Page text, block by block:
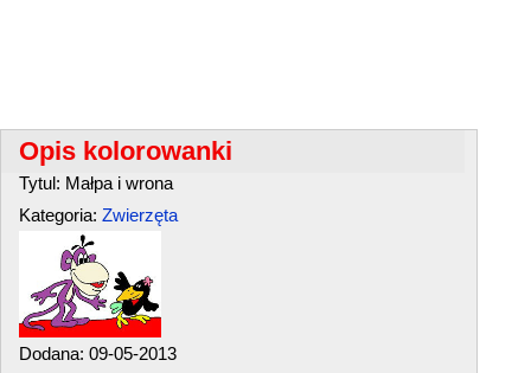
Opis kolorowanki
Tytul: Małpa i wrona
Kategoria: Zwierzęta
Dodana: 09-05-2013